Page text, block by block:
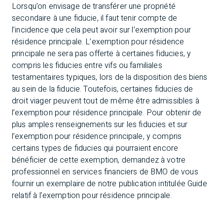
Lorsqu’on envisage de transférer une propriété
secondaire à une fiducie, il faut tenir compte de
l’incidence que cela peut avoir sur l’exemption pour
résidence principale. L’exemption pour résidence
principale ne sera pas offerte à certaines fiducies, y
compris les fiducies entre vifs ou familiales
testamentaires typiques, lors de la disposition des biens
au sein de la fiducie. Toutefois, certaines fiducies de
droit viager peuvent tout de même être admissibles à
l’exemption pour résidence principale. Pour obtenir de
plus amples renseignements sur les fiducies et sur
l’exemption pour résidence principale, y compris
certains types de fiducies qui pourraient encore
bénéficier de cette exemption, demandez à votre
professionnel en services financiers de BMO de vous
fournir un exemplaire de notre publication intitulée Guide
relatif à l’exemption pour résidence principale.